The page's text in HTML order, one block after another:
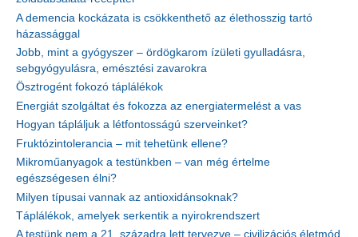
A demencia kockázata is csökkenthető az élethosszig tartó
házassággal
Jobb, mint a gyógyszer – ördögkarom ízületi gyulladásra,
sebgyógyulásra, emésztési zavarokra
Ösztrogént fokozó táplálékok
Energiát szolgáltat és fokozza az energiatermelést a vas
Hogyan tápláljuk a létfontosságú szerveinket?
Fruktózintolerancia – mit tehetünk ellene?
Mikroműanyagok a testünkben – van még értelme
egészségesen élni?
Milyen típusai vannak az antioxidánsoknak?
Táplálékok, amelyek serkentik a nyirokrendszert
A testünk nem a 21. századra lett tervezve – civilizációs életmód